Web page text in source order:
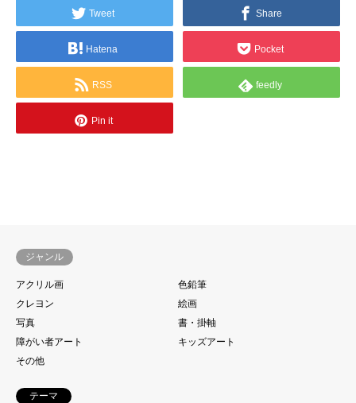
Tweet Share
Hatena Pocket
RSS feedly
Pin it
ジャンル
アクリル画
色鉛筆
クレヨン
絵画
写真
書・掛軸
障がい者アート
キッズアート
その他
テーマ